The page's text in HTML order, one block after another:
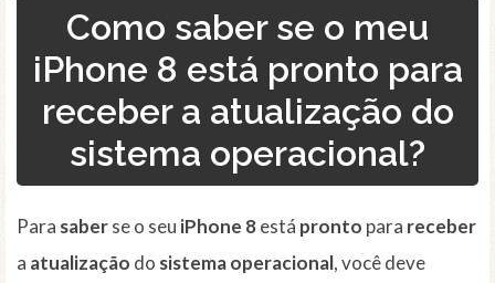
Como saber se o meu
iPhone 8 está pronto para
receber a atualização do
sistema operacional?
Para saberse o seu iPhone 8está pronto para receber
a atualização do sistema operacional, você deve